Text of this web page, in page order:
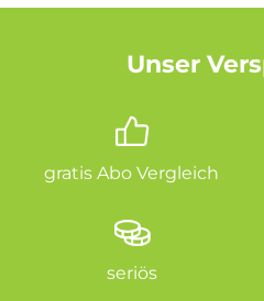
Unser
gratis Abo Vergleich
seriös